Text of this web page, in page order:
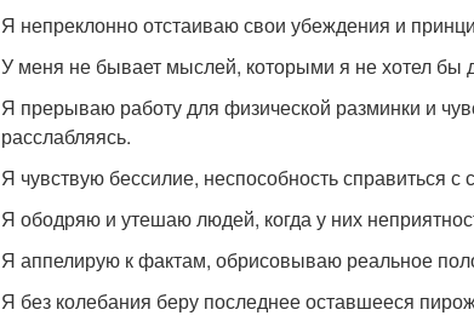
Я непреклонно отстаиваю свои убеждения и
У меня не бывает мыслей, которыми я не хотел бы
Я прерываю работу для физической разминки и
расслабляясь.
Я чувствую бессилие, неспособность справиться с
Я ободряю и утешаю людей, когда у них
Я аппелирую к фактам, обрисовываю реальное
Я без колебания беру последнее оставшееся